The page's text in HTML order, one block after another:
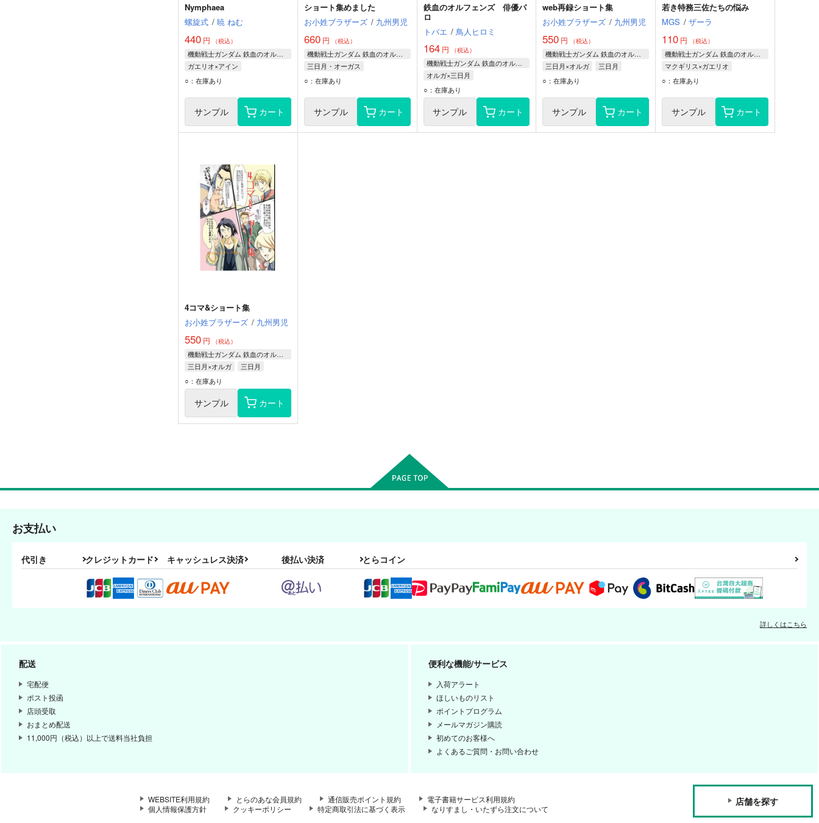
Nymphaea
螺旋式 / 暁 ねむ
440 円 （税込）
機動戦士ガンダム 鉄血のオルフェンズ
ガエリオ×アイン
ガエリオ・ボードウィン
○：在庫あり
サンプル カート
ショート集めました
お小姓ブラザーズ / 九州男児
660円 （税込）
機動戦士ガンダム 鉄血のオルフェンズ
三日月・オーガス
オルガ・イツカ
○：在庫あり
サンプル カート
鉄血のオルフェンズ 俳優パ
ロ
トバエ / 鳥人ヒロミ
164円 （税込）
機動戦士ガンダム 鉄血のオルフェンズ
オルガ×三日月
オルガ・イツカ
三日月オーガス
○：在庫あり
サンプル カート
web再録ショート集
お小姓ブラザーズ / 九州男児
550 円 （税込）
機動戦士ガンダム 鉄血のオルフェンズ
三日月×オルガ
三日月
オルガ
ユージン
○：在庫あり
サンプル カート
若き特務三佐たちの悩み
MGS / ザーラ
110 円 （税込）
機動戦士ガンダム 鉄血のオルフェンズ
マクギリス×ガエリオ
マクギリス・ファリド
○：在庫あり
サンプル カート
4コマ&ショート集
お小姓ブラザーズ / 九州男児
550 円 （税込）
機動戦士ガンダム 鉄血のオルフェンズ
三日月×オルガ
三日月
オルガ
ユージン
○：在庫あり
サンプル カート
お支払い
代引き クレジットカード キャッシュレス決済 後払い決済 とらコイン
詳しくはこちら
配送
宅配便
ポスト投函
店頭受取
おまとめ配送
11,000円（税込）以上で送料当社負担
便利な機能/サービス
入荷アラート
ほしいものリスト
ポイントプログラム
メールマガジン購読
初めてのお客様へ
よくあるご質問・お問い合わせ
WEBSITE利用規約 とらのあな会員規約 通信販売ポイント規約
電子書籍サービス利用規約
個人情報保護方針
クッキーポリシー 特定商取引法に基づく表示 なりすまし・いたずら注文について
店舗を探す